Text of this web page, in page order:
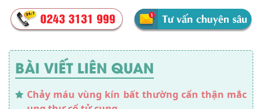
BÀI VIẾT LIÊN QUAN
Chảy máu vùng kín bất thường cẩn thận mắc